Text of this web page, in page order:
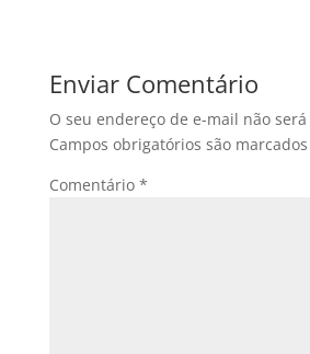
Enviar Comentário
O seu endereço de e-mail não
Campos obrigatórios são
Comentário *